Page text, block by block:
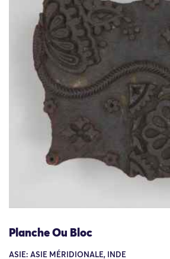
Planche Ou Bloc
ASIE: ASIE MÉRIDIONALE, INDE